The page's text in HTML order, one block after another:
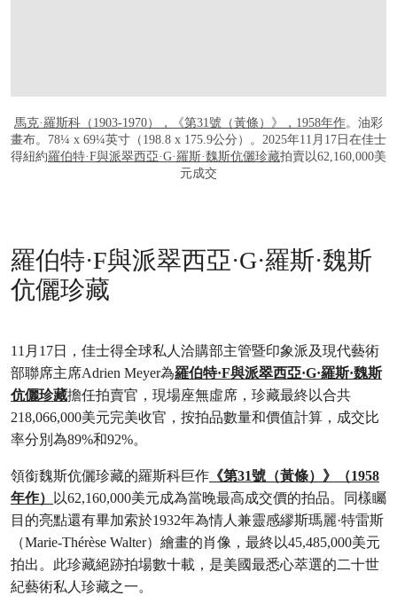
馬克·羅斯科（1903-1970），《第31號（黃條）》，1958年作。油彩
畫布。78¼ x 69¼英寸（198.8 x 175.9公分）。2025年11月17日在佳士
得紐約羅伯特·F與派翠西亞·G·羅斯·魏斯伉儷珍藏拍賣以62,160,000美
元成交
羅伯特·F與派翠西亞·G·羅斯·魏斯
伉儷珍藏
11月17日，佳士得全球私人洽購部主管暨印象派及現代藝術
部聯席主席Adrien Meyer為羅伯特·F與派翠西亞·G·羅斯·魏斯
伉儷珍藏擔任拍賣官，現場座無虛席，珍藏最終以合共
218,066,000美元完美收官，按拍品數量和價值計算，成交比
率分別為89%和92%。
領銜魏斯伉儷珍藏的羅斯科巨作 《第31號（黃條）》（1958
年作）
以62,160,000美元成為當晚最高成交價的拍品。同樣矚
目的亮點還有畢加索於1932年為情人兼靈感繆斯瑪麗·特雷斯
（Marie-Thérèse Walter）繪畫的肖像，最終以45,485,000美元
拍出。此珍藏絕跡拍場數十載，是美國最悉心萃選的二十世
紀藝術私人珍藏之一。